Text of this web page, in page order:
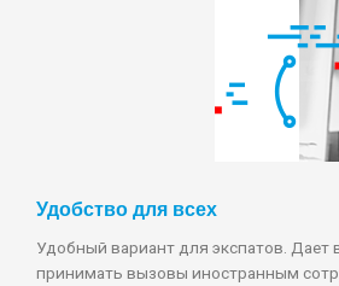
Удобство для всех
Удобный вариант для экспатов. Дает
принимать вызовы иностранным